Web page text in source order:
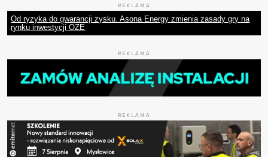
REKLAMA
Od ryzyka do gwarancji zysku. Asona Energy zmienia zasady gry na
rynku inwestycji OZE
REKLAMA
REKLAMA